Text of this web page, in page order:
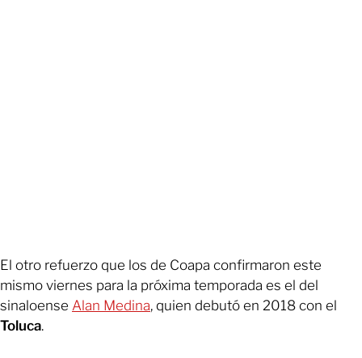
El otro refuerzo que los de Coapa confirmaron este
mismo viernes para la próxima temporada es el del
sinaloense Alan Medina, quien debutó en 2018 con el
Toluca.